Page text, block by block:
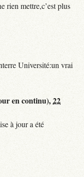
rien mettre,c’est plus
Université:un vrai
en continu),22
à jour a été